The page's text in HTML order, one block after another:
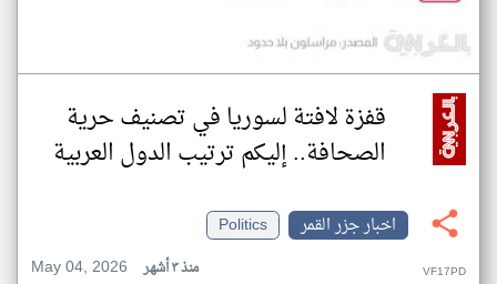
قفزة لافتة لسوريا في تصنيف حرية
الصحافة.. إليكم ترتيب الدول العربية
اخبار جزر القمر
Politics
May 04, 2026
منذ ٣ أشهر VF17PD